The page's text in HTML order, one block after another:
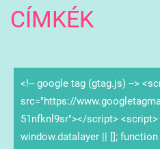
CÍMKÉK
<!-- google tag (gtag.js) -->
src="https://
51nfknl9sr"></script>
window.datalayer || [];